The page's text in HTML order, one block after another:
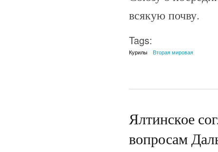
всякую почву.
Tags:
Курилы Вторая мировая
Ялтинское
вопросам